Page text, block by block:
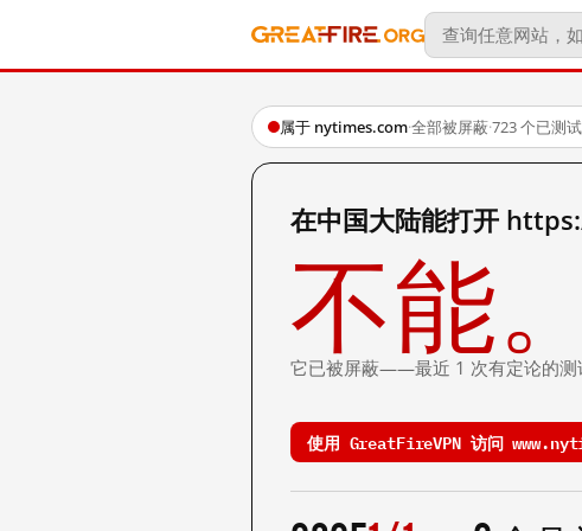
属于 nytimes.com·全部被屏蔽·723 个已测
在中国大陆能打开
不能。
它已被屏蔽——最近 1 次有定论的测
使用 GreatFireVPN 访问